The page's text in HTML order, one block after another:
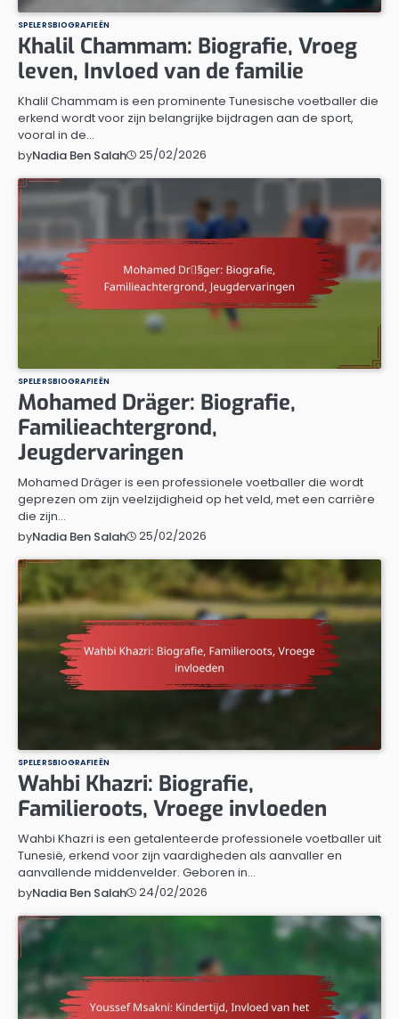
SPELERSBIOGRAFIEËN
Khalil Chammam: Biografie, Vroeg
leven, Invloed van de familie
Khalil Chammam is een prominente Tunesische voetballer die
erkend wordt voor zijn belangrijke bijdragen aan de sport,
vooral in de…
byNadia Ben Salah 25/02/2026
SPELERSBIOGRAFIEËN
Mohamed Dräger: Biografie,
Familieachtergrond,
Jeugdervaringen
Mohamed Dräger is een professionele voetballer die wordt
geprezen om zijn veelzijdigheid op het veld, met een carrière
die zijn…
byNadia Ben Salah 25/02/2026
SPELERSBIOGRAFIEËN
Wahbi Khazri: Biografie,
Familieroots, Vroege invloeden
Wahbi Khazri is een getalenteerde professionele voetballer uit
Tunesië, erkend voor zijn vaardigheden als aanvaller en
aanvallende middenvelder. Geboren in…
byNadia Ben Salah 24/02/2026